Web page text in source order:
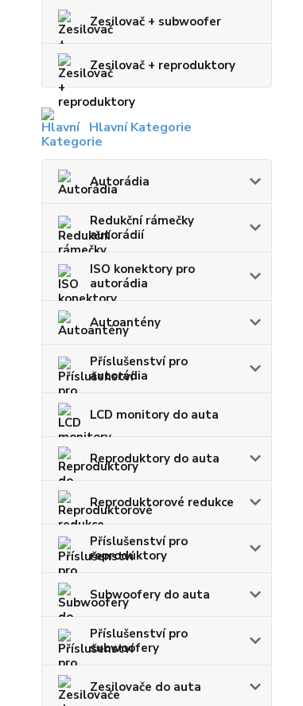
Zesilovač + subwoofer
Zesilovač + reproduktory
Hlavní Kategorie
Autorádia
Redukční rámečky
autorádií
ISO konektory pro
autorádia
Autoantény
Příslušenství pro
autorádia
LCD monitory do auta
Reproduktory do auta
Reproduktorové redukce
Příslušenství pro
reproduktory
Subwoofery do auta
Příslušenství pro
subwoofery
Zesilovače do auta